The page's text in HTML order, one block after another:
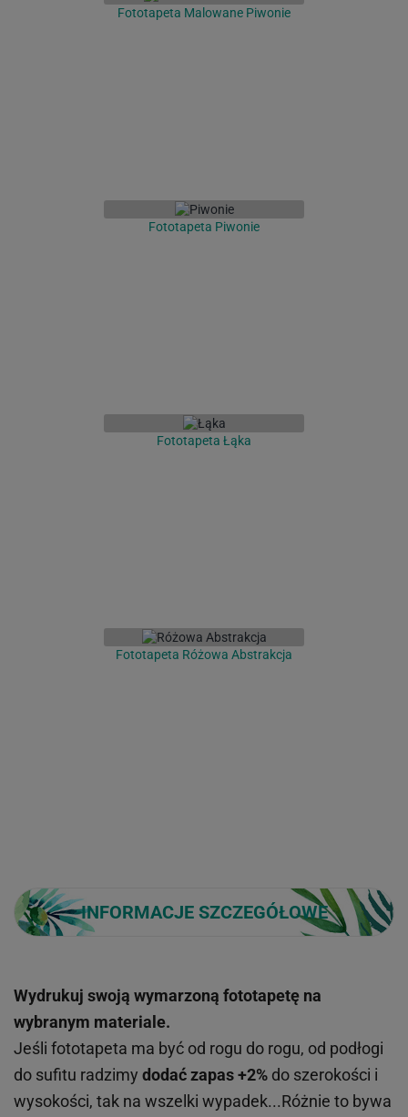
Fototapeta Malowane Piwonie
Fototapeta Piwonie
Fototapeta Łąka
Fototapeta Różowa Abstrakcja
INFORMACJE SZCZEGÓŁOWE
Wydrukuj swoją wymarzoną fototapetę na
wybranym materiale.
Jeśli fototapeta ma być od rogu do rogu, od podłogi
do sufitu radzimy dodać zapas +2% do szerokości i
wysokości, tak na wszelki wypadek...Różnie to bywa